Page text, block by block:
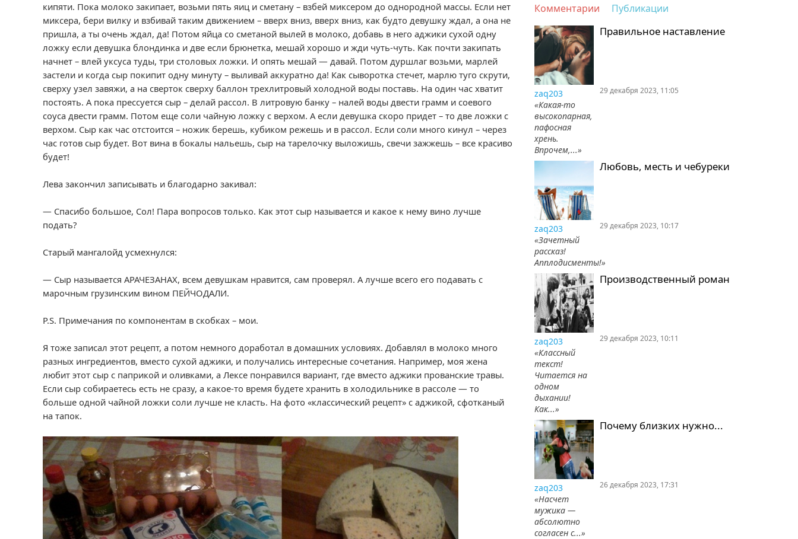
кипяти. Пока молоко закипает, возьми пять яиц и сметану – взбей миксером до однородной массы. Если нет
миксера, бери вилку и взбивай таким движением – вверх вниз, вверх вниз, как будто девушку ждал, а она не
пришла, а ты очень ждал, да! Потом яйца со сметаной вылей в молоко, добавь в него аджики сухой одну
ложку если девушка блондинка и две если брюнетка, мешай хорошо и жди чуть-чуть. Как почти закипать
начнет – влей уксуса туды, три столовых ложки. И опять мешай — давай. Потом дуршлаг возьми, марлей
застели и когда сыр покипит одну минуту – выливай аккуратно да! Как сыворотка стечет, марлю туго скрути,
сверху узел завяжи, а на сверток сверху баллон трехлитровый холодной воды поставь. На один час хватит
постоять. А пока прессуется сыр – делай рассол. В литровую банку – налей воды двести грамм и соевого
соуса двести грамм. Потом еще соли чайную ложку с верхом. А если девушка скоро придет – то две ложки с
верхом. Сыр как час отстоится – ножик берешь, кубиком режешь и в рассол. Если соли много кинул – через
час готов сыр будет. Вот вина в бокалы нальешь, сыр на тарелочку выложишь, свечи зажжешь – все красиво
будет!
Лева закончил записывать и благодарно закивал:
— Спасибо большое, Сол! Пара вопросов только. Как этот сыр называется и какое к нему вино лучше
подать?
Старый мангалойд усмехнулся:
— Сыр называется АРАЧЕЗАНАХ, всем девушкам нравится, сам проверял. А лучше всего его подавать с
марочным грузинским вином ПЕЙЧОДАЛИ.
P.S. Примечания по компонентам в скобках – мои.
Я тоже записал этот рецепт, а потом немного доработал в домашних условиях. Добавлял в молоко много
разных ингредиентов, вместо сухой аджики, и получались интересные сочетания. Например, моя жена
любит этот сыр с паприкой и оливками, а Лексе понравился вариант, где вместо аджики прованские травы.
Если сыр собираетесь есть не сразу, а какое-то время будете хранить в холодильнике в рассоле — то
больше одной чайной ложки соли лучше не класть. На фото «классический рецепт» с аджикой, сфотканый
на тапок.
Комментарии Публикации
Правильное наставление
zaq203
«Какая-то
высокопарная,
пафосная
хрень.
Впрочем,...»
29 декабря 2023, 11:05
Любовь, месть и чебуреки
zaq203
«Зачетный
рассказ!
Апплодисменты!»
29 декабря 2023, 10:17
Производственный роман
zaq203
«Классный
текст!
Читается на
одном
дыхании!
Как...»
29 декабря 2023, 10:11
Почему близких нужно...
zaq203
«Насчет
мужика —
абсолютно
согласен с...»
26 декабря 2023, 17:31